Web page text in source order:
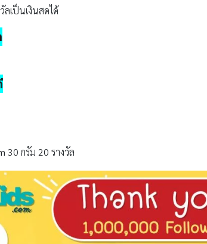
ลเป็นเงินสดได้
30 กรัม 20 รางวัล